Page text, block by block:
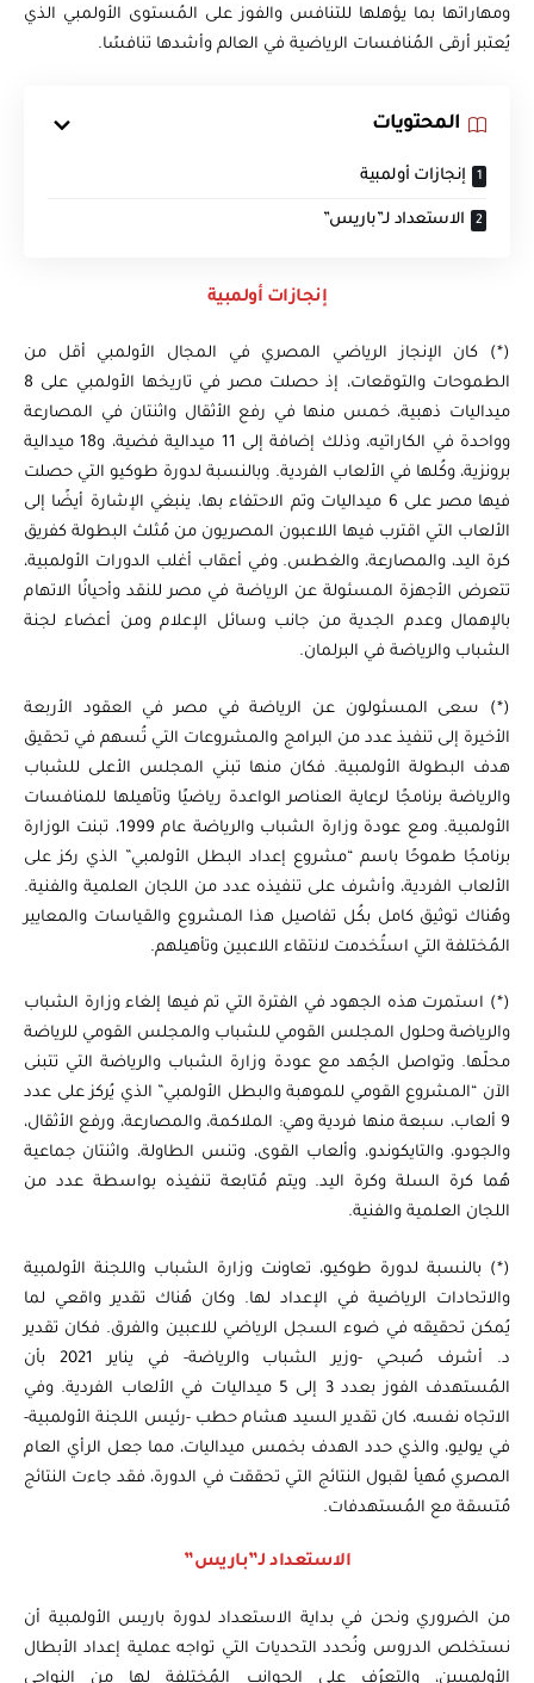
ومهاراتها بما يؤهلها للتنافس والفوز على المُستوى الأولمبي الذي
يُعتبر أرقى المُنافسات الرياضية في العالم وأشدها تنافسًا.
المحتويات
إنجازات أولمبية
الاستعداد لـ”باريس”
إنجازات أولمبية
(*) كان الإنجاز الرياضي المصري في المجال الأولمبي أقل من
الطموحات والتوقعات، إذ حصلت مصر في تاريخها الأولمبي على 8
ميداليات ذهبية، خمس منها في رفع الأثقال واثنتان في المصارعة
وواحدة في الكاراتيه، وذلك إضافة إلى 11 ميدالية فضية، و18 ميدالية
برونزية، وكُلها في الألعاب الفردية. وبالنسبة لدورة طوكيو التي حصلت
فيها مصر على 6 ميداليات وتم الاحتفاء بها، ينبغي الإشارة أيضًا إلى
الألعاب التي اقترب فيها اللاعبون المصريون من مُثلث البطولة كفريق
كرة اليد، والمصارعة، والغطس. وفي أعقاب أغلب الدورات الأولمبية،
تتعرض الأجهزة المسئولة عن الرياضة في مصر للنقد وأحيانًا الاتهام
بالإهمال وعدم الجدية من جانب وسائل الإعلام ومن أعضاء لجنة
الشباب والرياضة في البرلمان.
(*) سعى المسئولون عن الرياضة في مصر في العقود الأربعة
الأخيرة إلى تنفيذ عدد من البرامج والمشروعات التي تُسهم في تحقيق
هدف البطولة الأولمبية. فكان منها تبني المجلس الأعلى للشباب
والرياضة برنامجًا لرعاية العناصر الواعدة رياضيًا وتأهيلها للمنافسات
الأولمبية. ومع عودة وزارة الشباب والرياضة عام 1999، تبنت الوزارة
برنامجًا طموحًا باسم “مشروع إعداد البطل الأولمبي” الذي ركز على
الألعاب الفردية، وأشرف على تنفيذه عدد من اللجان العلمية والفنية.
وهُناك توثيق كامل بكُل تفاصيل هذا المشروع والقياسات والمعايير
المُختلفة التي استُخدمت لانتقاء اللاعبين وتأهيلهم.
(*) استمرت هذه الجهود في الفترة التي تم فيها إلغاء وزارة الشباب
والرياضة وحلول المجلس القومي للشباب والمجلس القومي للرياضة
محلّها. وتواصل الجُهد مع عودة وزارة الشباب والرياضة التي تتبنى
الآن “المشروع القومي للموهبة والبطل الأولمبي” الذي يُركز على عدد
9 ألعاب، سبعة منها فردية وهي: الملاكمة، والمصارعة، ورفع الأثقال،
والجودو، والتايكوندو، وألعاب القوى، وتنس الطاولة، واثنتان جماعية
هُما كرة السلة وكرة اليد. ويتم مُتابعة تنفيذه بواسطة عدد من
اللجان العلمية والفنية.
(*) بالنسبة لدورة طوكيو، تعاونت وزارة الشباب واللجنة الأولمبية
والاتحادات الرياضية في الإعداد لها. وكان هُناك تقدير واقعي لما
يُمكن تحقيقه في ضوء السجل الرياضي للاعبين والفرق. فكان تقدير
د. أشرف صُبحي -وزير الشباب والرياضة- في يناير 2021 بأن
المُستهدف الفوز بعدد 3 إلى 5 ميداليات في الألعاب الفردية. وفي
الاتجاه نفسه، كان تقدير السيد هشام حطب -رئيس اللجنة الأولمبية-
في يوليو، والذي حدد الهدف بخمس ميداليات، مما جعل الرأي العام
المصري مُهيأ لقبول النتائج التي تحققت في الدورة، فقد جاءت النتائج
مُتسقة مع المُستهدفات.
الاستعداد لـ”باريس”
من الضروري ونحن في بداية الاستعداد لدورة باريس الأولمبية أن
نستخلص الدروس ونُحدد التحديات التي تواجه عملية إعداد الأبطال
الأولمبيين، والتعرُف على الجوانب المُختلفة لها من النواحي